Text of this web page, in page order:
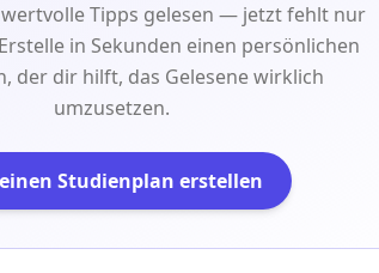
Tipps gelesen — jetzt fehlt nur
in Sekunden einen persönlichen
der dir hilft, das Gelesene wirklich
umzusetzen.
Studienplan erstellen